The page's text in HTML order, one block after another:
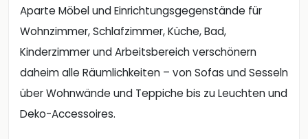
Aparte Möbel und Einrichtungsgegenstände für
Wohnzimmer, Schlafzimmer, Küche, Bad,
Kinderzimmer und Arbeitsbereich verschönern
daheim alle Räumlichkeiten – von Sofas und Sesseln
über Wohnwände und Teppiche bis zu Leuchten und
Deko-Accessoires.